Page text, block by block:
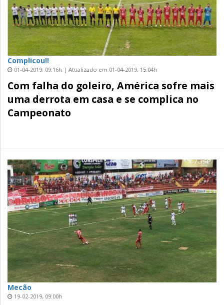
Complicou!!
01-04-2019, 09:16h | Atualizado em 01-04-2019, 15:04h
Com falha do goleiro, América sofre mais
uma derrota em casa e se complica no
Campeonato
Mecão
19-02-2019, 09:00h